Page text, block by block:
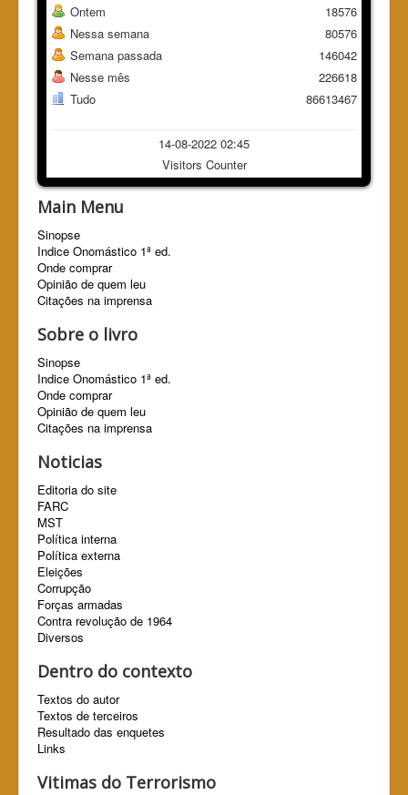
Ontem
Nessa semana
Semana passada
Nesse mês
Tudo
18576
80576
146042
226618
86613467
14-08-2022 02:45
Visitors Counter
Main Menu
Sinopse
Indice Onomástico 1ª ed.
Onde comprar
Opinião de quem leu
Citações na imprensa
Sobre o livro
Sinopse
Indice Onomástico 1ª ed.
Onde comprar
Opinião de quem leu
Citações na imprensa
Noticias
Editoria do site
FARC
MST
Política interna
Política externa
Eleições
Corrupção
Forças armadas
Contra revolução de 1964
Diversos
Dentro do contexto
Textos do autor
Textos de terceiros
Resultado das enquetes
Links
Vitimas do Terrorismo